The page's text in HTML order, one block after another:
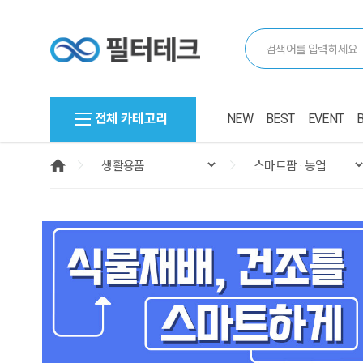
전체 카테고리 NEW BEST EVENT